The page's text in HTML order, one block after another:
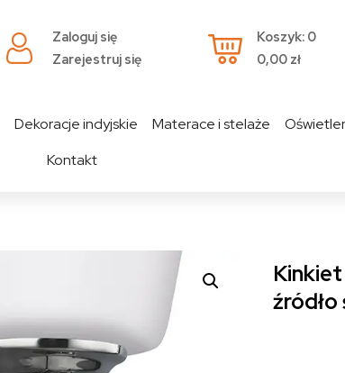
Zaloguj się
Zarejestruj się
Koszyk: 0
0,00 zł
Dekoracje indyjskie Materace i stelaże
Kontakt
źródło